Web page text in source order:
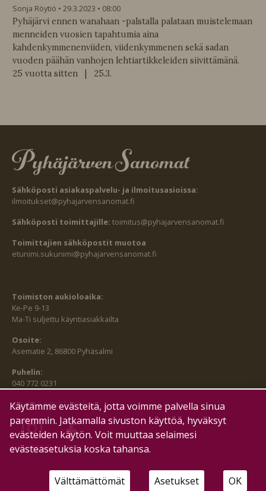
Sonja Röytiö 29.3.2023
08:00
Pyhäjärvi ennen wanahaan -palstalla palataan muistelemaan
menneiden vuosien tapahtumia aina
kahdenkymmenenviiden, viidenkymmenen sekä sadan
vuoden päähän vanhojen lehtiartikkeleiden siivittämänä.
25 vuotta sitten | 25.3.
Sähköposti asiakaspalvelu- ja ilmoitusasioissa:
ilmoitukset@pyhajarvensanomat.fi
Sähköposti toimittajille: toimitus@pyhajarvensanomat.fi
Toimittajien sähköpostit muotoa
etunimi.sukunimi@pyhajarvensanomat.fi
Toimiston aukioloaika:
Ke-Pe 9-13
Ma-Ti suljettu käyntiasiakkailta
Osoite:
Asematie 2, 86800 Pyhäsalmi
Puhelin:
040 772 0231
SEURAA MEITÄ MYÖS:
HALLITSE EVÄSTEITÄ
Käytämme evästeitä, jotta voimme palvella sinua
paremmin. Jatkamalla sivuston käyttöä, hyväksyt
evästeiden käytön. Voit muuttaa selaimesi
evästeasetuksia koska tahansa.
Välttämättömät Asetukset OK